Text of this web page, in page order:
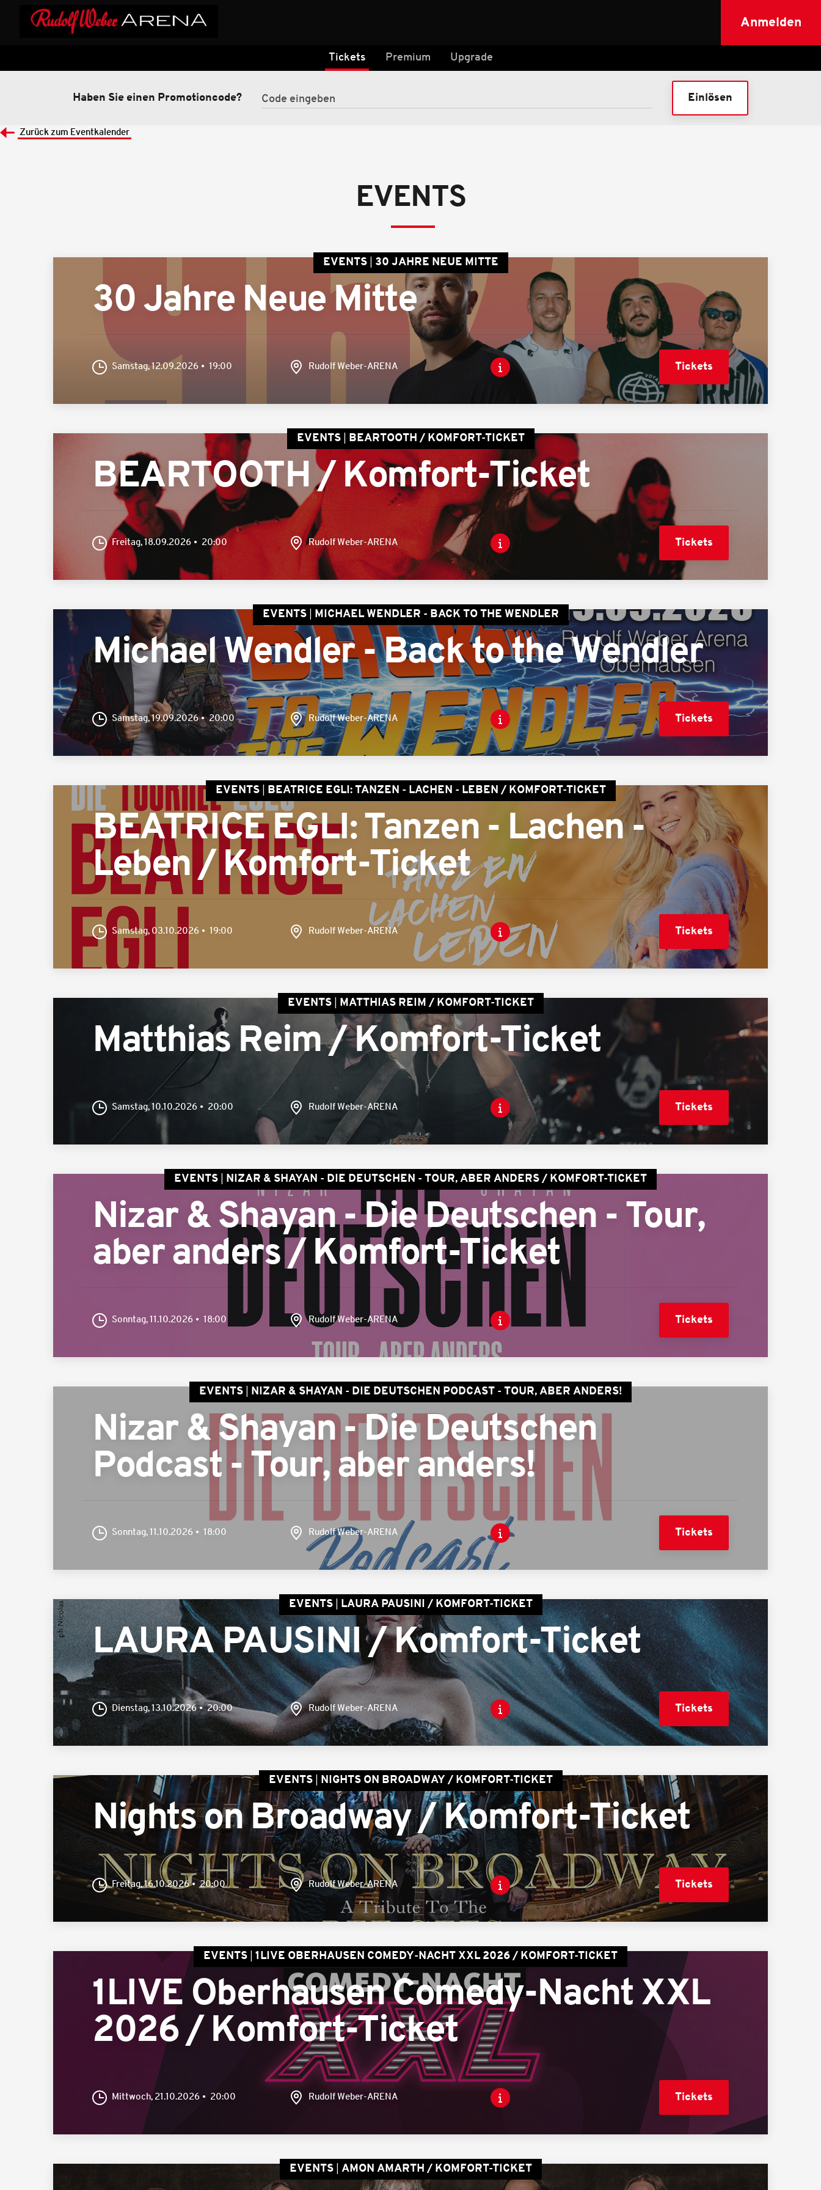
Anmelden
Tickets Premium Upgrade
Haben Sie einen Promotioncode? Einlösen
Zurück zum Eventkalender
EVENTS
EVENTS 30 JAHRE NEUE MITTE
30 Jahre Neue Mitte
Samstag, 12.09.2026 19:00 Rudolf Weber-ARENA Tickets
EVENTS BEARTOOTH / KOMFORT-TICKET
BEARTOOTH / Komfort-Ticket
Freitag, 18.09.2026 20:00 Rudolf Weber-ARENA Tickets
EVENTS MICHAEL WENDLER - BACK TO THE WENDLER
Michael Wendler - Back to the Wendler
Samstag, 19.09.2026 20:00 Rudolf Weber-ARENA Tickets
EVENTS BEATRICE EGLI: TANZEN - LACHEN - LEBEN / KOMFORT-TICKET
BEATRICE EGLI: Tanzen - Lachen -
Leben / Komfort-Ticket
Samstag, 03.10.2026 19:00 Rudolf Weber-ARENA Tickets
EVENTS MATTHIAS REIM / KOMFORT-TICKET
Matthias Reim / Komfort-Ticket
Samstag, 10.10.2026 20:00 Rudolf Weber-ARENA Tickets
EVENTS NIZAR & SHAYAN - DIE DEUTSCHEN - TOUR, ABER ANDERS / KOMFORT-TICKET
Nizar & Shayan - Die Deutschen - Tour,
aber anders / Komfort-Ticket
Sonntag, 11.10.2026 18:00 Rudolf Weber-ARENA Tickets
EVENTS NIZAR & SHAYAN - DIE DEUTSCHEN PODCAST - TOUR, ABER ANDERS!
Nizar & Shayan - Die Deutschen
Podcast - Tour, aber anders!
Sonntag, 11.10.2026 18:00 Rudolf Weber-ARENA Tickets
EVENTS LAURA PAUSINI / KOMFORT-TICKET
LAURA PAUSINI / Komfort-Ticket
Dienstag, 13.10.2026 20:00 Rudolf Weber-ARENA Tickets
EVENTS NIGHTS ON BROADWAY / KOMFORT-TICKET
Nights on Broadway / Komfort-Ticket
Freitag, 16.10.2026 20:00 Rudolf Weber-ARENA Tickets
EVENTS 1LIVE OBERHAUSEN COMEDY-NACHT XXL 2026 / KOMFORT-TICKET
1LIVE Oberhausen Comedy-Nacht XXL
2026 / Komfort-Ticket
Mittwoch, 21.10.2026 20:00 Rudolf Weber-ARENA Tickets
EVENTS AMON AMARTH / KOMFORT-TICKET